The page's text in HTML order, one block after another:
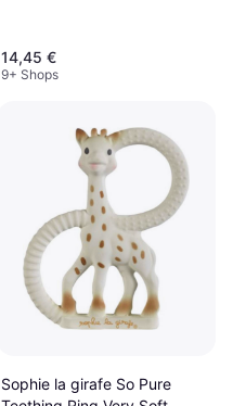
14,45 €
9+ Shops
Sophie la girafe So Pure